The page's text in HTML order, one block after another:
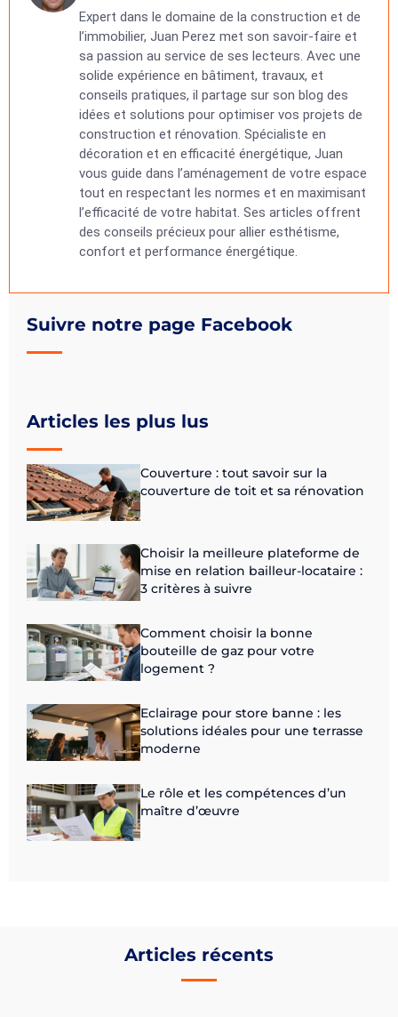
Suivre notre page Facebook
Articles les plus lus
Couverture : tout savoir sur la
couverture de toit et sa rénovation
Choisir la meilleure plateforme de
mise en relation bailleur-locataire :
3 critères à suivre
Comment choisir la bonne
bouteille de gaz pour votre
logement ?
Eclairage pour store banne : les
solutions idéales pour une terrasse
moderne
Le rôle et les compétences d’un
maître d’œuvre
Expert dans le domaine de la construction et de
l’immobilier, Juan Perez met son savoir-faire et
sa passion au service de ses lecteurs. Avec une
solide expérience en bâtiment, travaux, et
conseils pratiques, il partage sur son blog des
idées et solutions pour optimiser vos projets de
construction et rénovation. Spécialiste en
décoration et en efficacité énergétique, Juan
vous guide dans l’aménagement de votre espace
tout en respectant les normes et en maximisant
l’efficacité de votre habitat. Ses articles offrent
des conseils précieux pour allier esthétisme,
confort et performance énergétique.
Articles récents